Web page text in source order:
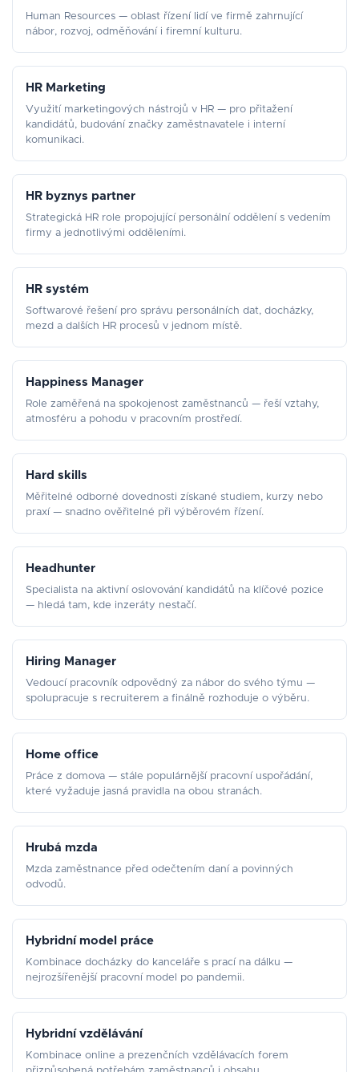
Human Resources — oblast řízení lidí ve firmě zahrnující
nábor, rozvoj, odměňování i firemní kulturu.
HR Marketing
Využití marketingových nástrojů v HR — pro přitažení
kandidátů, budování značky zaměstnavatele i interní
komunikaci.
HR byznys partner
Strategická HR role propojující personální oddělení s vedením
firmy a jednotlivými odděleními.
HR systém
Softwarové řešení pro správu personálních dat, docházky,
mezd a dalších HR procesů v jednom místě.
Happiness Manager
Role zaměřená na spokojenost zaměstnanců — řeší vztahy,
atmosféru a pohodu v pracovním prostředí.
Hard skills
Měřitelné odborné dovednosti získané studiem, kurzy nebo
praxí — snadno ověřitelné při výběrovém řízení.
Headhunter
Specialista na aktivní oslovování kandidátů na klíčové pozice
— hledá tam, kde inzeráty nestačí.
Hiring Manager
Vedoucí pracovník odpovědný za nábor do svého týmu —
spolupracuje s recruiterem a finálně rozhoduje o výběru.
Home office
Práce z domova — stále populárnější pracovní uspořádání,
které vyžaduje jasná pravidla na obou stranách.
Hrubá mzda
Mzda zaměstnance před odečtením daní a povinných
odvodů.
Hybridní model práce
Kombinace docházky do kanceláře s prací na dálku —
nejrozšířenější pracovní model po pandemii.
Hybridní vzdělávání
Kombinace online a prezenčních vzdělávacích forem